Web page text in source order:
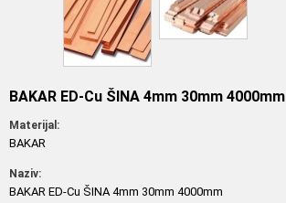
BAKAR ED-Cu ŠINA 4mm 30mm 4000mm
Materijal:
BAKAR
Naziv:
BAKAR ED-Cu ŠINA 4mm 30mm 4000mm